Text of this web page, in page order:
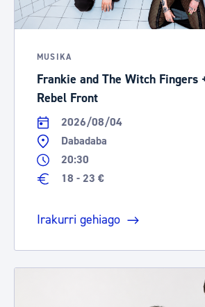
MUSIKA
Frankie and The Witch Fingers
Rebel Front
2026/08/04
Dabadaba
20:30
18 - 23 €
Irakurri gehiago